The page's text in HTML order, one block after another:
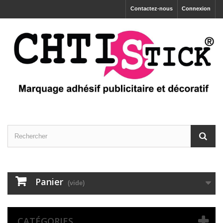
Connexion
Contactez-nous
Panier (vide)